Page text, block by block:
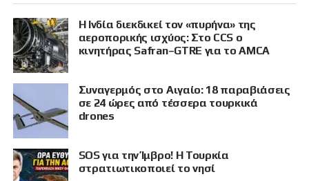
Η Ινδία διεκδικεί τον «πυρήνα» της
αεροπορικής ισχύος: Στο CCS ο
κινητήρας Safran–GTRE για το AMCA
Συναγερμός στο Αιγαίο: 18 παραβιάσεις
σε 24 ώρες από τέσσερα τουρκικά
drones
SOS για την Ίμβρο! Η Τουρκία
στρατιωτικοποιεί το νησί